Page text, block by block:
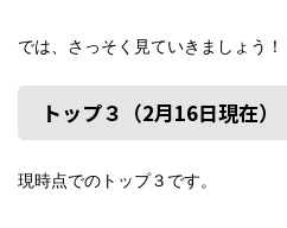
では、さっそく見ていきましょう！
トップ３（2月16日現在）
現時点でのトップ３です。